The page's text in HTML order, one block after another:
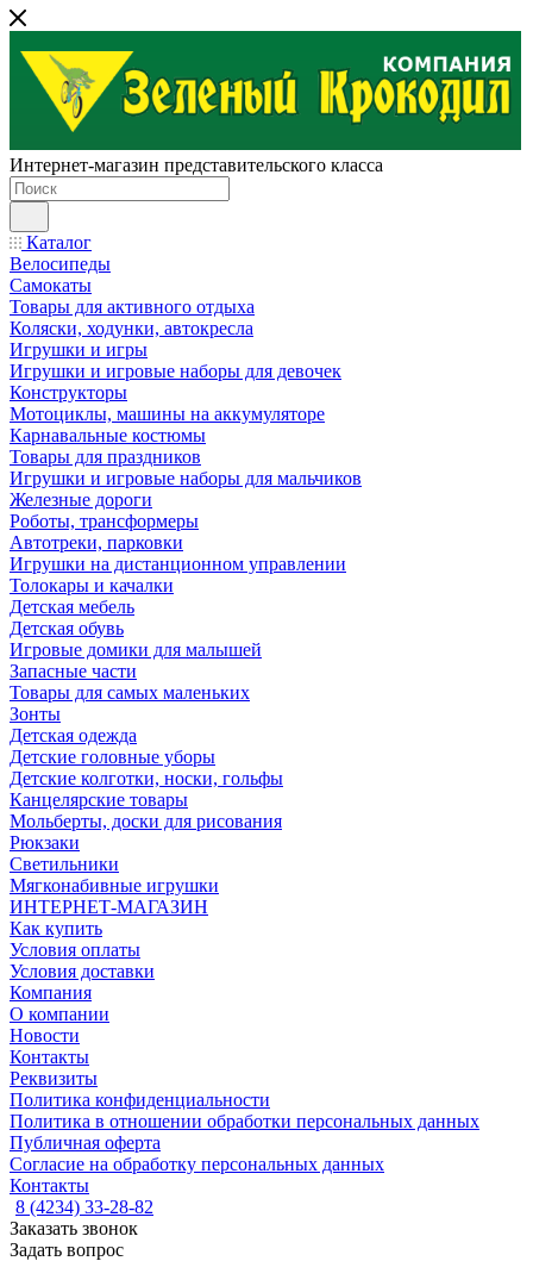
Интернет-магазин представительского класса
Каталог
Велосипеды
Самокаты
Товары для активного отдыха
Коляски, ходунки, автокресла
Игрушки и игры
Игрушки и игровые наборы для девочек
Конструкторы
Мотоциклы, машины на аккумуляторе
Карнавальные костюмы
Товары для праздников
Игрушки и игровые наборы для мальчиков
Железные дороги
Роботы, трансформеры
Автотреки, парковки
Игрушки на дистанционном управлении
Толокары и качалки
Детская мебель
Детская обувь
Игровые домики для малышей
Запасные части
Товары для самых маленьких
Зонты
Детская одежда
Детские головные уборы
Детские колготки, носки, гольфы
Канцелярские товары
Мольберты, доски для рисования
Рюкзаки
Светильники
Мягконабивные игрушки
ИНТЕРНЕТ-МАГАЗИН
Как купить
Условия оплаты
Условия доставки
Компания
О компании
Новости
Контакты
Реквизиты
Политика конфиденциальности
Политика в отношении обработки персональных данных
Публичная оферта
Согласие на обработку персональных данных
Контакты
8 (4234) 33-28-82
Заказать звонок
Задать вопрос